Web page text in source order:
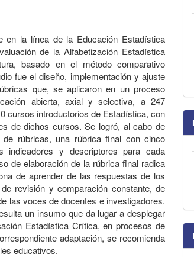
en la línea de la Educación Estadística
de la Alfabetización Estadística
basado en el método comparativo
fue el diseño, implementación y ajuste
que, se aplicaron en un proceso
abierta, axial y selectiva, a 247
cursos introductorios de Estadística, con
de dichos cursos. Se logró, al cabo de
rúbricas, una rúbrica final con cinco
indicadores y descriptores para cada
de elaboración de la rúbrica final radica
de aprender de las respuestas de los
revisión y comparación constante, de
las voces de docentes e investigadores.
un insumo que da lugar a desplegar
Estadística Crítica, en procesos de
adaptación, se recomienda
educativos.